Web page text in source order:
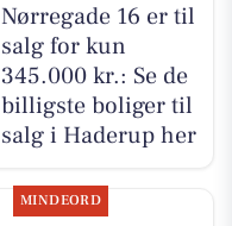
Nørregade 16 er til
salg for kun
345.000 kr.: Se de
billigste boliger til
salg i Haderup her
MINDEORD